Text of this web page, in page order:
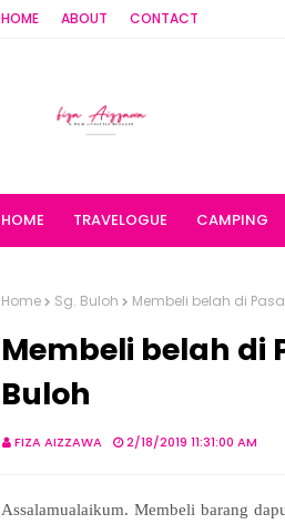
HOME ABOUT CONTACT
HOME TRAVELOGUE CAMPING
Home Sg. Buloh Membeli belah di
Membeli belah di
Buloh
FIZA AIZZAWA 2/18/2019 11:31:00 AM
Assalamualaikum. Membeli barang